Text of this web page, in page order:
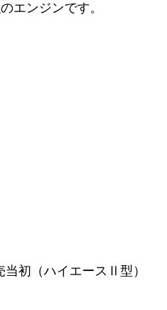
エンジンです。
初（ハイエースⅡ型）